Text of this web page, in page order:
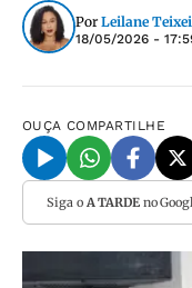
Por Leilane
18/05/2026 -
OUÇA COMPARTILHE
Siga o A TARDEno